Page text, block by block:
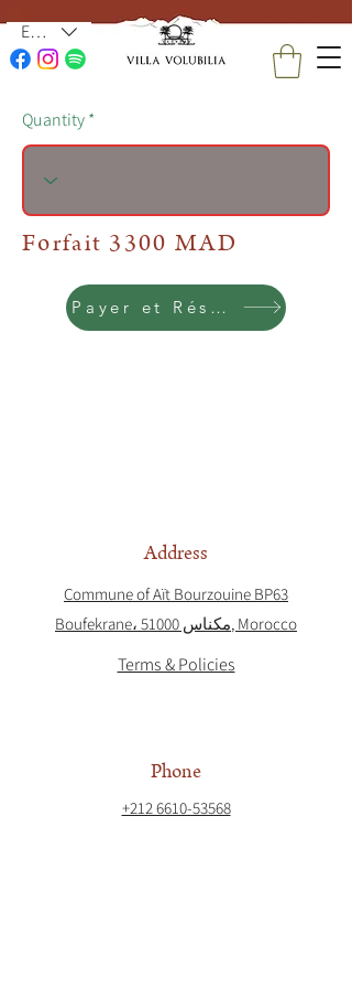
EUR (€)
Quantity
Forfait 3300 MAD
Payer et Réserver
Address
Commune of Aït Bourzouine BP63
Boufekrane، مكناس 51000, Morocco
Terms & Policies
Phone
+212 6610-53568